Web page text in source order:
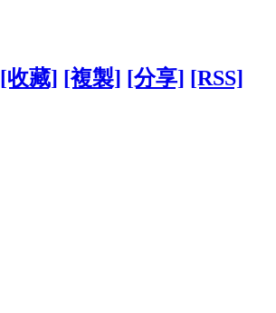
[收藏] [複製] [分享] [RSS]